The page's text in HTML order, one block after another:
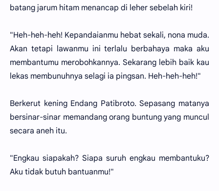
batang jarum hitam menancap di leher sebelah kiri!
"Heh-heh-heh! Kepandaianmu hebat sekali, nona muda.
Akan tetapi lawanmu ini terlalu berbahaya maka aku
membantumu merobohkannya. Sekarang lebih baik kau
lekas membunuhnya selagi ia pingsan. Heh-heh-heh!"
Berkerut kening Endang Patibroto. Sepasang matanya
bersinar-sinar memandang orang buntung yang muncul
secara aneh itu.
"Engkau siapakah? Siapa suruh engkau membantuku?
Aku tidak butuh bantuanmu!"